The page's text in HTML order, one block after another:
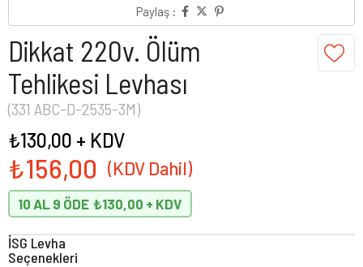
Paylaş :
Dikkat 220v. Ölüm
Tehlikesi Levhası
(331 ABC-D-2535-3M)
₺156,00
₺130,00 + KDV
10 AL 9 ÖDE ₺130,00
İSG Levha
Seçenekleri